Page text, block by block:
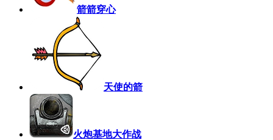
箭箭穿心
天使的箭
火炮基地大作战